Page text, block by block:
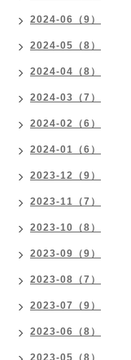
2024-06（9）
2024-05（8）
2024-04（8）
2024-03（7）
2024-02（6）
2024-01（6）
2023-12（9）
2023-11（7）
2023-10（8）
2023-09（9）
2023-08（7）
2023-07（9）
2023-06（8）
2023-05（8）